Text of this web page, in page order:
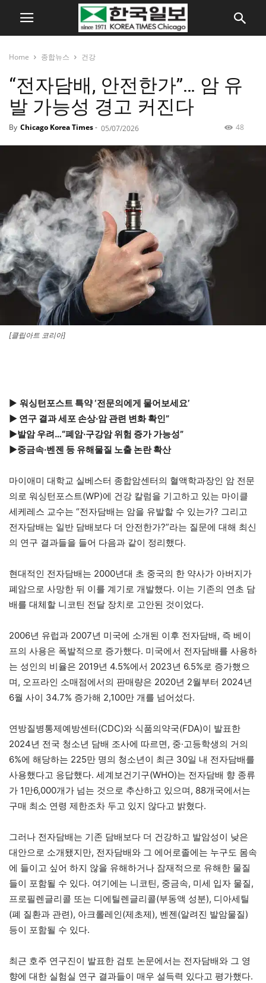
Home 종합뉴스 건강
“전자담배, 안전한가”… 암 유
발 가능성 경고 커진다
By Chicago Korea Times- 05/07/2026 48
[클립아트 코리아]
▶ 워싱턴포스트 특약 ‘전문의에게 물어보세요’
▶ 연구 결과 세포 손상·암 관련 변화 확인”
▶발암 우려…“폐암·구강암 위험 증가 가능성”
▶중금속·벤젠 등 유해물질 노출 논란 확산
마이애미 대학교 실베스터 종합암센터의 혈액학과장인 암 전문
의로 워싱턴포스트(WP)에 건강 칼럼을 기고하고 있는 마이클
세케레스 교수는 “전자담배는 암을 유발할 수 있는가? 그리고
전자담배는 일반 담배보다 더 안전한가?”라는 질문에 대해 최신
의 연구 결과들을 들어 다음과 같이 정리했다.
현대적인 전자담배는 2000년대 초 중국의 한 약사가 아버지가
폐암으로 사망한 뒤 이를 계기로 개발했다. 이는 기존의 연초 담
배를 대체할 니코틴 전달 장치로 고안된 것이었다.
2006년 유럽과 2007년 미국에 소개된 이후 전자담배, 즉 베이
프의 사용은 폭발적으로 증가했다. 미국에서 전자담배를 사용하
는 성인의 비율은 2019년 4.5%에서 2023년 6.5%로 증가했으
며, 오프라인 소매점에서의 판매량은 2020년 2월부터 2024년
6월 사이 34.7% 증가해 2,100만 개를 넘어섰다.
연방질병통제예방센터(CDC)와 식품의약국(FDA)이 발표한
2024년 전국 청소년 담배 조사에 따르면, 중·고등학생의 거의
6%에 해당하는 225만 명의 청소년이 최근 30일 내 전자담배를
사용했다고 응답했다. 세계보건기구(WHO)는 전자담배 향 종류
가 1만6,000개가 넘는 것으로 추산하고 있으며, 88개국에서는
구매 최소 연령 제한조차 두고 있지 않다고 밝혔다.
그러나 전자담배는 기존 담배보다 더 건강하고 발암성이 낮은
대안으로 소개됐지만, 전자담배와 그 에어로졸에는 누구도 몸속
에 들이고 싶어 하지 않을 유해하거나 잠재적으로 유해한 물질
들이 포함될 수 있다. 여기에는 니코틴, 중금속, 미세 입자 물질,
프로필렌글리콜 또는 디에틸렌글리콜(부동액 성분), 디아세틸
(폐 질환과 관련), 아크롤레인(제초제), 벤젠(알려진 발암물질)
등이 포함될 수 있다.
최근 호주 연구진이 발표한 검토 논문에서는 전자담배와 그 영
향에 대한 실험실 연구 결과들이 매우 설득력 있다고 평가했다.